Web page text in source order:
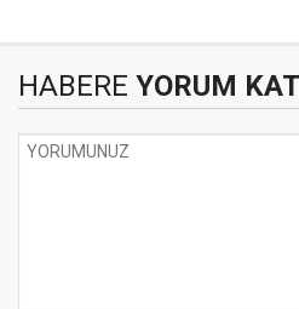
HABERE YORUM KAT